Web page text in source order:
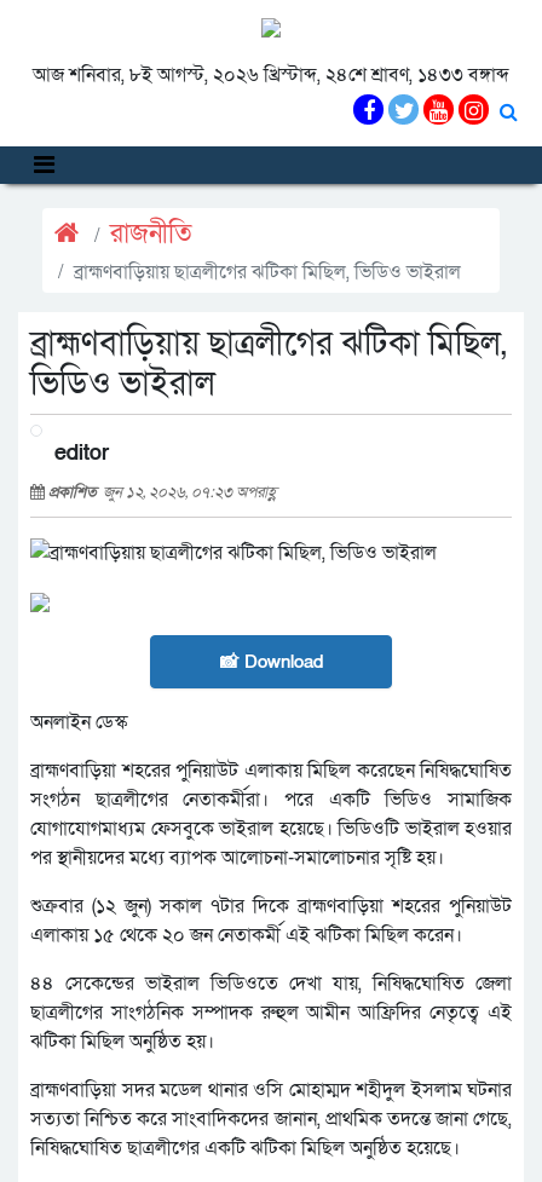
আজ শনিবার, ৮ই আগস্ট, ২০২৬ খ্রিস্টাব্দ, ২৪শে শ্রাবণ, ১৪৩৩ বঙ্গাব্দ
রাজনীতি
ব্রাহ্মণবাড়িয়ায় ছাত্রলীগের ঝটিকা মিছিল, ভিডিও ভাইরাল
ব্রাহ্মণবাড়িয়ায় ছাত্রলীগের ঝটিকা মিছিল,
ভিডিও ভাইরাল
editor
প্রকাশিত জুন ১২, ২০২৬, ০৭:২৩ অপরাহ্ণ
📸 Download
অনলাইন ডেস্ক
ব্রাহ্মণবাড়িয়া শহরের পুনিয়াউট এলাকায় মিছিল করেছেন নিষিদ্ধঘোষিত
সংগঠন ছাত্রলীগের নেতাকর্মীরা। পরে একটি ভিডিও সামাজিক
যোগাযোগমাধ্যম ফেসবুকে ভাইরাল হয়েছে। ভিডিওটি ভাইরাল হওয়ার
পর স্থানীয়দের মধ্যে ব্যাপক আলোচনা-সমালোচনার সৃষ্টি হয়।
শুক্রবার (১২ জুন) সকাল ৭টার দিকে ব্রাহ্মণবাড়িয়া শহরের পুনিয়াউট
এলাকায় ১৫ থেকে ২০ জন নেতাকর্মী এই ঝটিকা মিছিল করেন।
৪৪ সেকেন্ডের ভাইরাল ভিডিওতে দেখা যায়, নিষিদ্ধঘোষিত জেলা
ছাত্রলীগের সাংগঠনিক সম্পাদক রুহুল আমীন আফ্রিদির নেতৃত্বে এই
ঝটিকা মিছিল অনুষ্ঠিত হয়।
ব্রাহ্মণবাড়িয়া সদর মডেল থানার ওসি মোহাম্মদ শহীদুল ইসলাম ঘটনার
সত্যতা নিশ্চিত করে সাংবাদিকদের জানান, প্রাথমিক তদন্তে জানা গেছে,
নিষিদ্ধঘোষিত ছাত্রলীগের একটি ঝটিকা মিছিল অনুষ্ঠিত হয়েছে।